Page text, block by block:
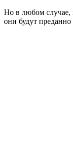
Но в любом случае,
они будут преданно